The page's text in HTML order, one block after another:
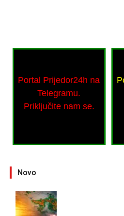
Portal Prijedor24h na
Telegramu.
Priključite nam se.
Novo